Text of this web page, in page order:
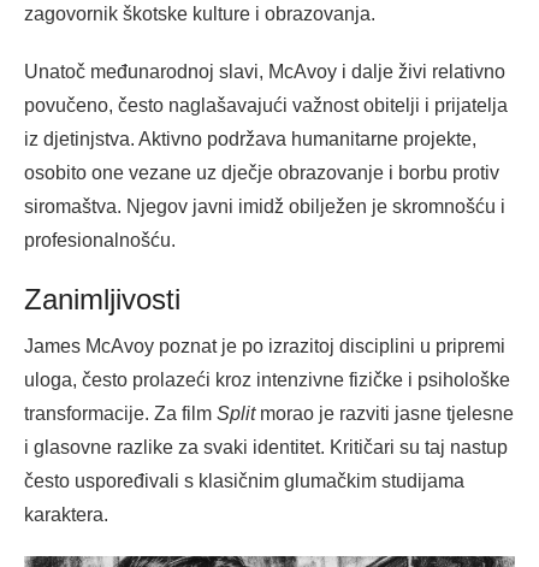
zagovornik škotske kulture i obrazovanja.
Unatoč međunarodnoj slavi, McAvoy i dalje živi relativno
povučeno, često naglašavajući važnost obitelji i prijatelja
iz djetinjstva. Aktivno podržava humanitarne projekte,
osobito one vezane uz dječje obrazovanje i borbu protiv
siromaštva. Njegov javni imidž obilježen je skromnošću i
profesionalnošću.
Zanimljivosti
James McAvoy poznat je po izrazitoj disciplini u pripremi
uloga, često prolazeći kroz intenzivne fizičke i psihološke
transformacije. Za film Splitmorao je razviti jasne tjelesne
i glasovne razlike za svaki identitet. Kritičari su taj nastup
često uspoređivali s klasičnim glumačkim studijama
karaktera.